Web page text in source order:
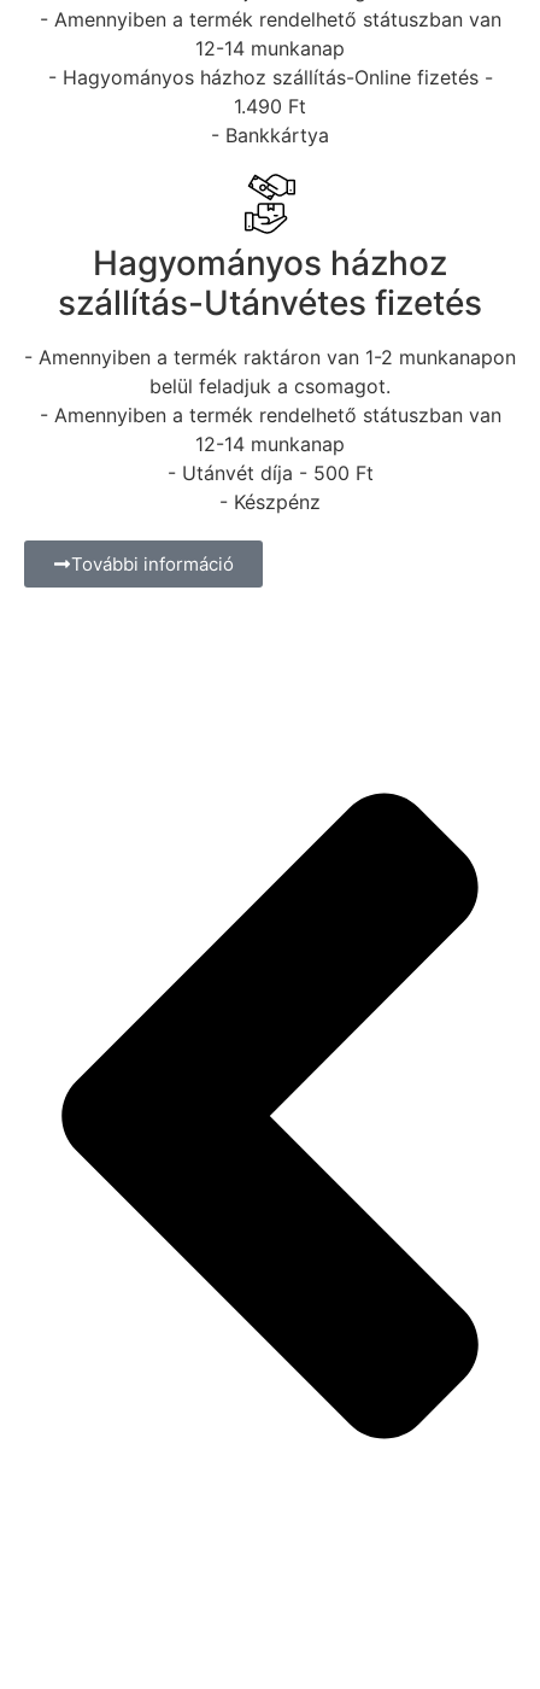
- Amennyiben a termék rendelhető státuszban van
12-14 munkanap
- Hagyományos házhoz szállítás-Online fizetés -
1.490 Ft
- Bankkártya
Hagyományos házhoz
szállítás-Utánvétes fizetés
- Amennyiben a termék raktáron van 1-2 munkanapon
belül feladjuk a csomagot.
- Amennyiben a termék rendelhető státuszban van
12-14 munkanap
- Utánvét díja - 500 Ft
- Készpénz
További információ